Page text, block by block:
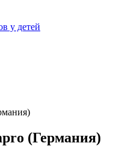
у детей
(Германия)